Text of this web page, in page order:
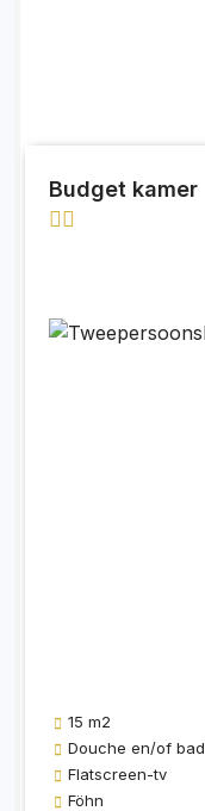
Budget kamer
15 m2
Douche en/of bad
Flatscreen-tv
Föhn